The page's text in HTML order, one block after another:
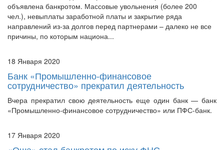
Авиакомпания «Таджик Эйр» в ближайшее время может быть
объявлена банкротом. Массовые увольнения (более 200
чел.), невыплаты заработной платы и закрытие ряда
направлений из-за долгов перед партнерами – далеко не все
Банк «Промышленно-финансовое
сотрудничество» прекратил деятельность
Вчера прекратил свою деятельность еще один банк — банк